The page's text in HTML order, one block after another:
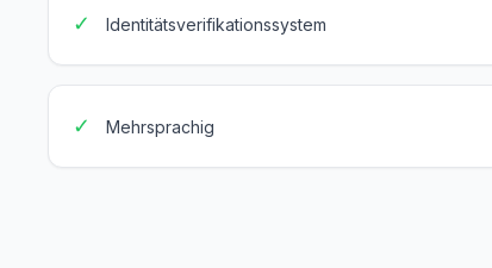
✓ Identitätsverifikationssystem
✓ Mehrsprachig